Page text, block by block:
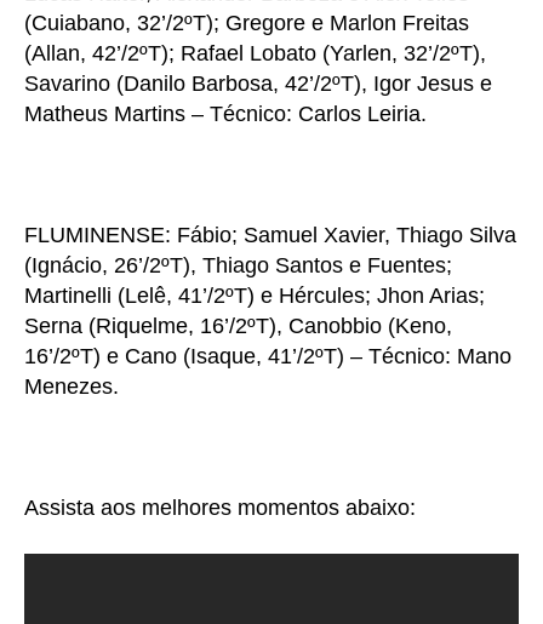
(Cuiabano, 32’/2ºT); Gregore e Marlon Freitas
(Allan, 42’/2ºT); Rafael Lobato (Yarlen, 32’/2ºT),
Savarino (Danilo Barbosa, 42’/2ºT), Igor Jesus e
Matheus Martins – Técnico: Carlos Leiria.
FLUMINENSE: Fábio; Samuel Xavier, Thiago Silva
(Ignácio, 26’/2ºT), Thiago Santos e Fuentes;
Martinelli (Lelê, 41’/2ºT) e Hércules; Jhon Arias;
Serna (Riquelme, 16’/2ºT), Canobbio (Keno,
16’/2ºT) e Cano (Isaque, 41’/2ºT) – Técnico: Mano
Menezes.
Assista aos melhores momentos abaixo: